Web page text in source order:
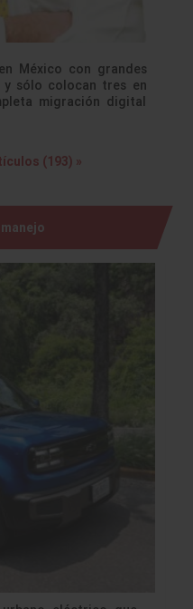
México con grandes
y sólo colocan tres en
migración digital
(193) »